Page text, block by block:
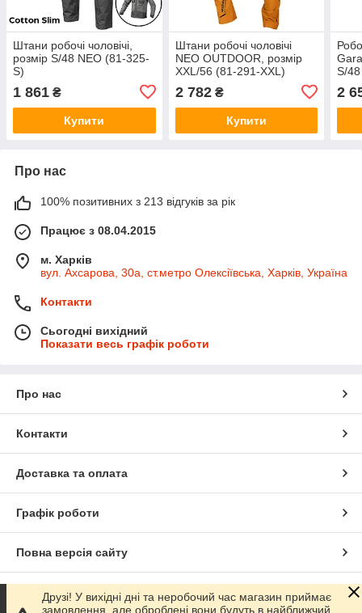
Штани робочі чоловічі,
розмір S/48 NEO (81-325-
S)
1 861 ₴
Купити
Штани робочі чоловічі
NEO OUTDOOR, розмір
XXL/56 (81-291-XXL)
2 782₴
Купити
S/
2
Про нас
100% позитивних з 213 відгуків за рік
Працює з 08.04.2015
м. Харків
вул. Ахсарова, 30а, ст.метро Олексіївська, Харків, Україна
Контакти
Сьогодні вихідний
Показати весь графік роботи
Про нас
Контакти
Доставка та оплата
Графік роботи
Повна версія сайту
Сайт створено на маркетплейсі Prom.ua
Друзі! У вихідні дні та неробочий час магазин приймає
замовлення, але оброблені вони будуть в найближчий